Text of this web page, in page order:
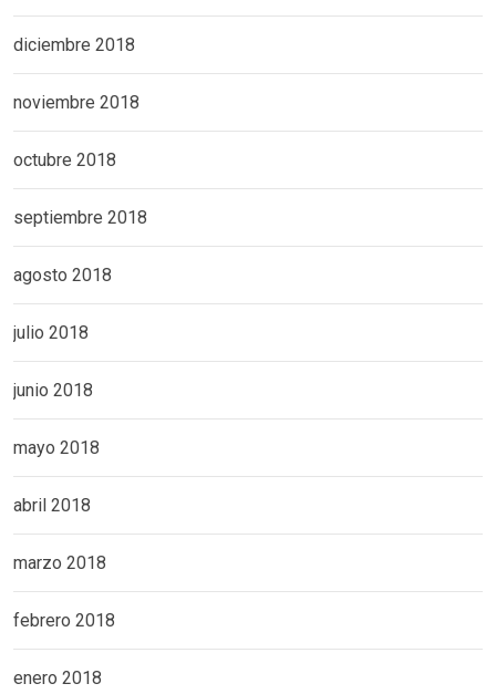
diciembre 2018
noviembre 2018
octubre 2018
septiembre 2018
agosto 2018
julio 2018
junio 2018
mayo 2018
abril 2018
marzo 2018
febrero 2018
enero 2018